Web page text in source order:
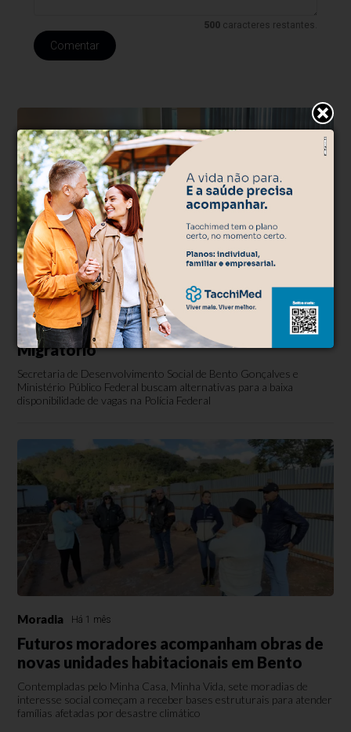
500 caracteres restantes.
Comentar
Direitos Há 4 semanas
Reunião debate dificuldades para
agendamento Registro Nacional
Migratório
Secretaria de Desenvolvimento Social de Bento Gonçalves e
Ministério Público Federal buscam alternativas para a baixa
disponibilidade de vagas na Polícia Federal
Moradia Há 1 mês
Futuros moradores acompanham obras de
novas unidades habitacionais em Bento
Contempladas pelo Minha Casa, Minha Vida, sete moradias de
interesse social começam a receber bases estruturais para atender
famílias afetadas por desastre climático